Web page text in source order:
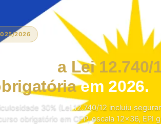
2026
a Lei 12.740/
em 2026.
30% (Lei 12.740/12 incluiu
obrigatório em CFP, escala 12×36, EPI